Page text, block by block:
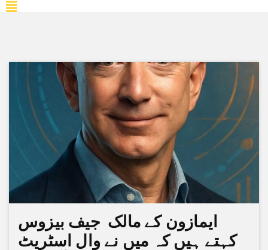
ایمازون کے مالک جیف بیزوس
کہتے ہیں کہ میں نے وال اسٹریٹ